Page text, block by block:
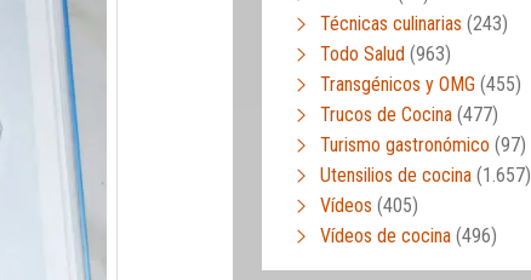
Técnicas culinarias (243)
Todo Salud (963)
Transgénicos y OMG (455)
Trucos de Cocina (477)
Turismo gastronómico (97)
Utensilios de cocina (1.657)
Vídeos (405)
Vídeos de cocina (496)